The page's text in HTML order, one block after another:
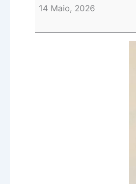
14 Maio, 2026